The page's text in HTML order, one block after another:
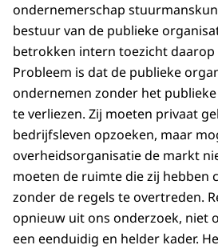
ondernemerschap
bestuur van de publieke
betrokken intern toezicht
Probleem is dat de publieke
ondernemen zonder het
te verliezen. Zij moeten privaat
bedrijfsleven opzoeken, maar
overheidsorganisatie de markt
moeten de ruimte die zij hebben
zonder de regels te overtreden.
opnieuw uit ons onderzoek, niet
een eenduidig en helder kader.